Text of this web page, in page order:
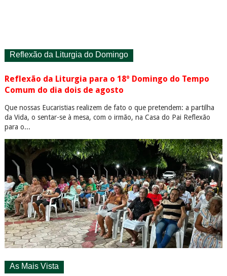
Reflexão da Liturgia do Domingo
Reflexão da Liturgia para o 18º Domingo do Tempo
Comum do dia dois de agosto
Que nossas Eucaristias realizem de fato o que pretendem: a partilha
da Vida, o sentar-se à mesa, com o irmão, na Casa do Pai Reflexão
para o...
As Mais Vista